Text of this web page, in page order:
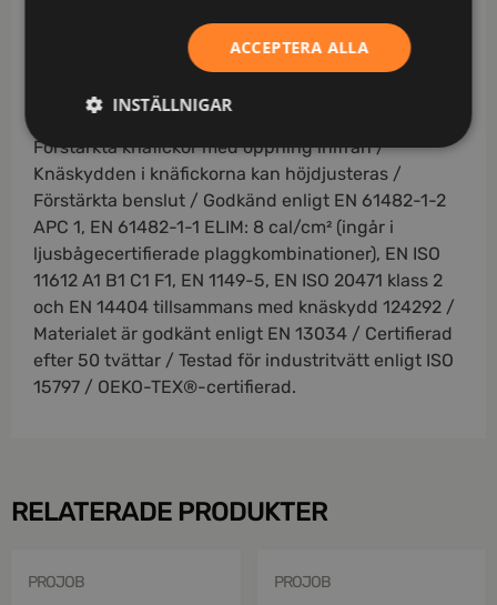
lock och dold tryckknapp / Hammarhank / Förstärkt
tumstocksficka med pennficka samt knapp och
hälla för kniv / Benficka med lock och dold
tryckknapp, telefonficka och hällor för id-kort /
Förstärkta knäfickor med öppning inifrån /
Knäskydden i knäfickorna kan höjdjusteras /
Förstärkta benslut / Godkänd enligt EN 61482-1-2
APC 1, EN 61482-1-1 ELIM: 8 cal/cm² (ingår i
ljusbågecertifierade plaggkombinationer), EN ISO
11612 A1 B1 C1 F1, EN 1149-5, EN ISO 20471 klass 2
och EN 14404 tillsammans med knäskydd 124292 /
Materialet är godkänt enligt EN 13034 / Certifierad
efter 50 tvättar / Testad för industritvätt enligt ISO
15797 / OEKO-TEX®-certifierad.
RELATERADE PRODUKTER
PROJOB PROJOB
ACCEPTERA ALLA
INSTÄLLNIGAR